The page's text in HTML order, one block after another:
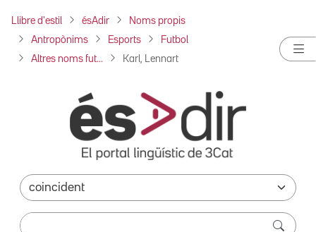
Llibre d'estil ésAdir Noms propis
Antropònims Esports Futbol
Altres noms fut... Karl, Lennart